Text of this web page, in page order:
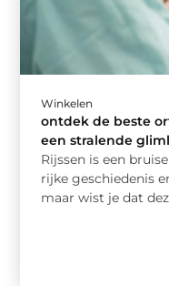
Winkelen
ontdek de beste
een stralende
Rijssen is een
rijke geschiedenis
maar wist je dat